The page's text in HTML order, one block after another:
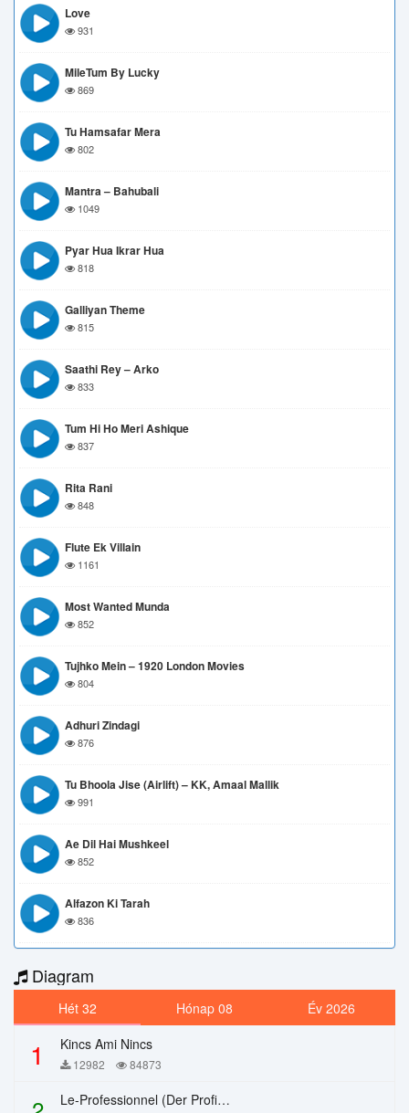
Love
931
MileTum By Lucky
869
Tu Hamsafar Mera
802
Mantra – Bahubali
1049
Pyar Hua Ikrar Hua
818
Galliyan Theme
815
Saathi Rey – Arko
833
Tum Hi Ho Meri Ashique
837
Rita Rani
848
Flute Ek Villain
1161
Most Wanted Munda
852
Tujhko Mein – 1920 London Movies
804
Adhuri Zindagi
876
Tu Bhoola Jise (Airlift) – KK, Amaal Mallik
991
Ae Dil Hai Mushkeel
852
Alfazon Ki Tarah
836
Diagram
Hét 32 Hónap 08 Év 2026
1 Kincs Ami Nincs
12982 84873
Le-Professionnel (Der Profi) – Chi Mai